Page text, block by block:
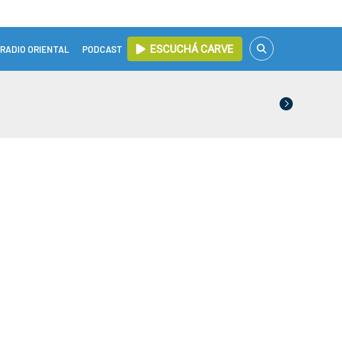
RADIO ORIENTAL PODCAST ESCUCHÁ CARVE